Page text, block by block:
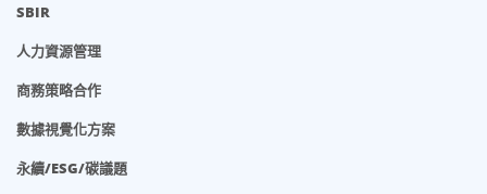
SBIR
人力資源管理
商務策略合作
數據視覺化方案
永續/ESG/碳議題